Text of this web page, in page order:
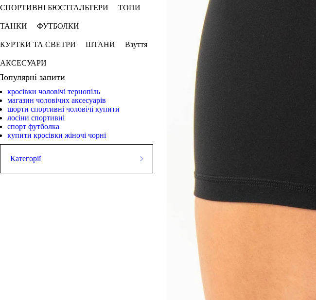
СПОРТИВНІ БЮСТГАЛЬТЕРИ ТОПИ
ТАНКИ ФУТБОЛКИ
КУРТКИ ТА СВЕТРИ ШТАНИ Взуття
АКСЕСУАРИ
запити
кросівки чоловічі тернопіль
магазин чоловічих аксесуарів
шорти спортивні чоловічі купити
лосіни спортивні
спорт футболка
купити кросівки жіночі чорні
Категорії